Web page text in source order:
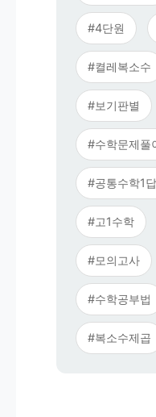
#4단원
#켤레복소수
#보기판별
#수학문제풀
#공통수학1
#고1수학
#모의고사
#수학공부법
#복소수제곱